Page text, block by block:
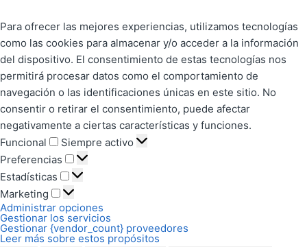
Para ofrecer las mejores experiencias, utilizamos tecnologías
como las cookies para almacenar y/o acceder a la información
del dispositivo. El consentimiento de estas tecnologías nos
permitirá procesar datos como el comportamiento de
navegación o las identificaciones únicas en este sitio. No
consentir o retirar el consentimiento, puede afectar
negativamente a ciertas características y funciones.
Funcional
Siempre activo
Preferencias
Estadísticas
Marketing
Administrar opciones
Gestionar los servicios
Gestionar {vendor_count} proveedores
Leer más sobre estos propósitos